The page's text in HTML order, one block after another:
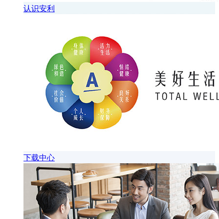
认识安利
下载中心